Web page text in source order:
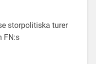
storpolitiska turer
FN:s